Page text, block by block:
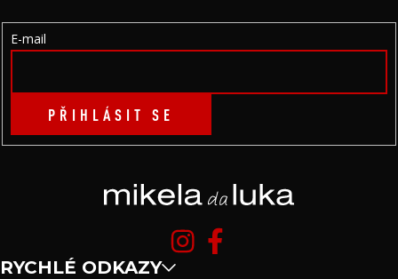
E-mail
PŘIHLÁSIT SE
RYCHLÉ ODKAZY